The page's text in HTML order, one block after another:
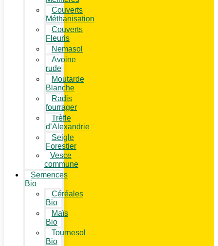
Couverts
Méthanisation
Couverts
Fleuris
Nemasol
Avoine
rude
Moutarde
Blanche
Radis
fourrager
Trèfle
d’Alexandrie
Seigle
Forestier
Vesce
commune
Semences
Bio
Céréales
Bio
Maïs
Bio
Tournesol
Bio